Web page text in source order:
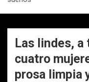
Las lindes,
cuatro
prosa limpia